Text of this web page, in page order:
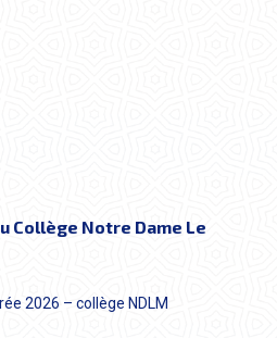
Collège Notre Dame Le
2026 – collège NDLM